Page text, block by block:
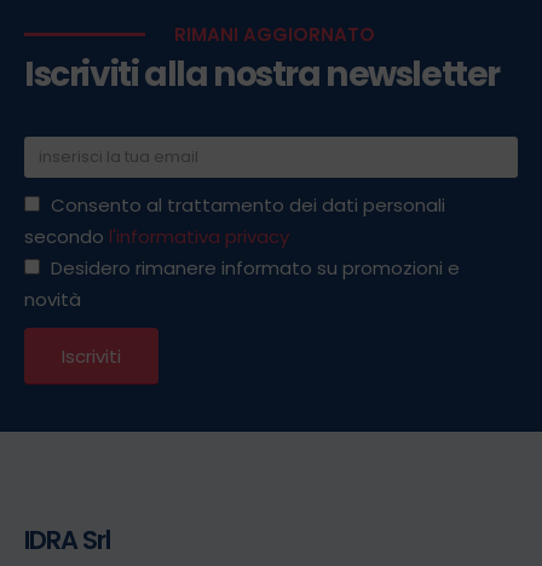
RIMANI AGGIORNATO
Iscriviti alla nostra newsletter
Consento al trattamento dei dati personali
secondo l'informativa privacy
Desidero rimanere informato su promozioni e
novità
IDRA Srl